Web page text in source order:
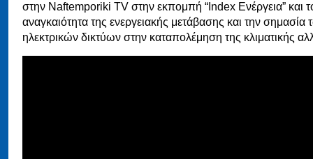
στην Naftemporiki TV στην εκπομπή “Index Ενέργεια” και
αναγκαιότητα της ενεργειακής μετάβασης και την σημασία
ηλεκτρικών δικτύων στην καταπολέμηση της κλιματικής